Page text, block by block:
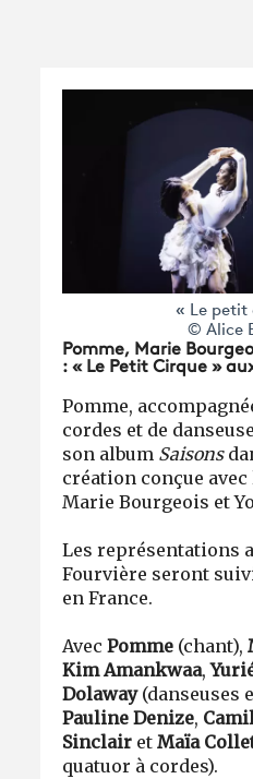
« Le petit
© Alice
Pomme, Marie
: « Le Petit Cirque »
Pomme,
cordes et de
son album Saisons
création conçue
Marie Bourgeois et
Les représentations
Fourvière seront
en France.
AvecPomme (chant),
Kim Amankwaa,
Dolaway(danseuses
Pauline Denize,
Sinclair etMaïa
quatuor à cordes).